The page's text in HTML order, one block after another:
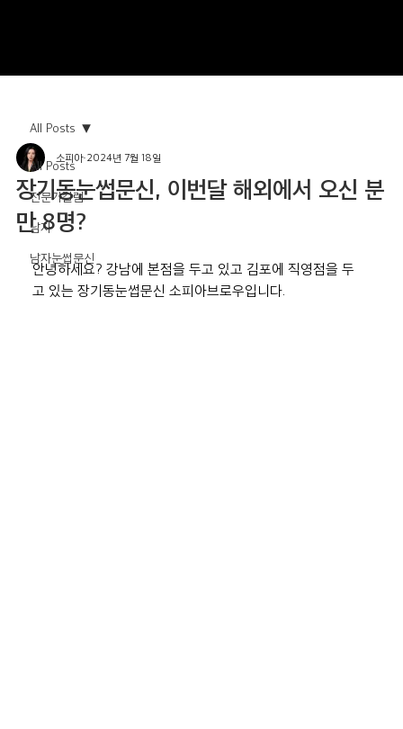
All Posts
전문가칼럼
남자
남자눈썹문신
All Posts
장기동눈썹문신, 이번달 해외에서 오신 분
만 8명?
소피아 2024년 7월 18일
안녕하세요? 강남에 본점을 두고 있고 김포에 직영점을 두
고 있는 장기동눈썹문신 소피아브로우입니다.